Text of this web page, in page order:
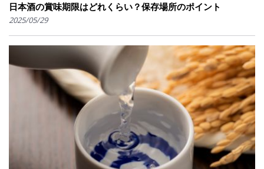
日本酒の賞味期限はどれくらい？保存場所のポイント
2025/05/29